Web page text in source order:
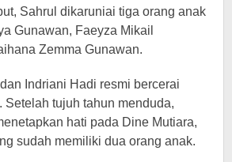
Sahrul dikaruniai tiga orang anak
Gunawan, Faeyza Mikail
Zemma Gunawan.
Indriani Hadi resmi bercerai
Setelah tujuh tahun menduda,
hati pada Dine Mutiara,
sudah memiliki dua orang anak.